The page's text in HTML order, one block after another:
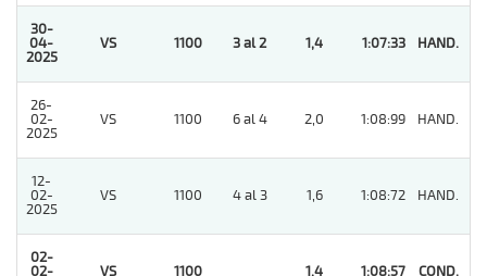
30-
04-
2025
VS 1100 3 al 2 1,4 1:07:33 HAND.
26-
02-
2025
VS 1100 6 al 4 2,0 1:08:99 HAND.
12-
02-
2025
VS 1100 4 al 3 1,6 1:08:72 HAND.
02-
02-
VS 1100 1,4 1:08:57 COND.